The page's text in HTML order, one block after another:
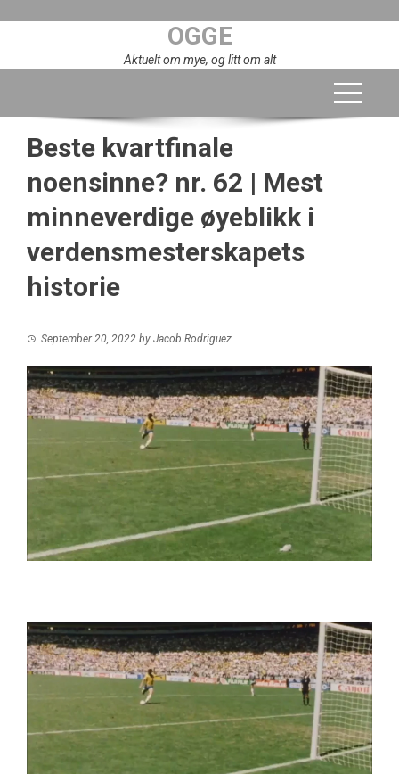
OGGE
Aktuelt om mye, og litt om alt
Beste kvartfinale
noensinne? nr. 62 | Mest
minneverdige øyeblikk i
verdensmesterskapets
historie
September 20, 2022 by Jacob Rodriguez